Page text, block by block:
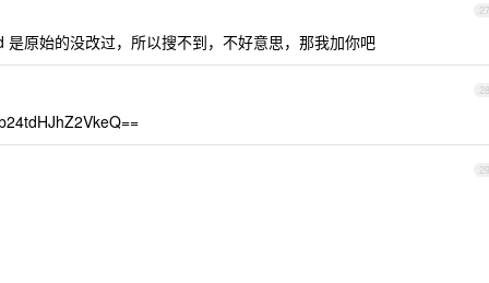
27
原始的没改过，所以搜不到，不好意思，那我加你吧
28
29